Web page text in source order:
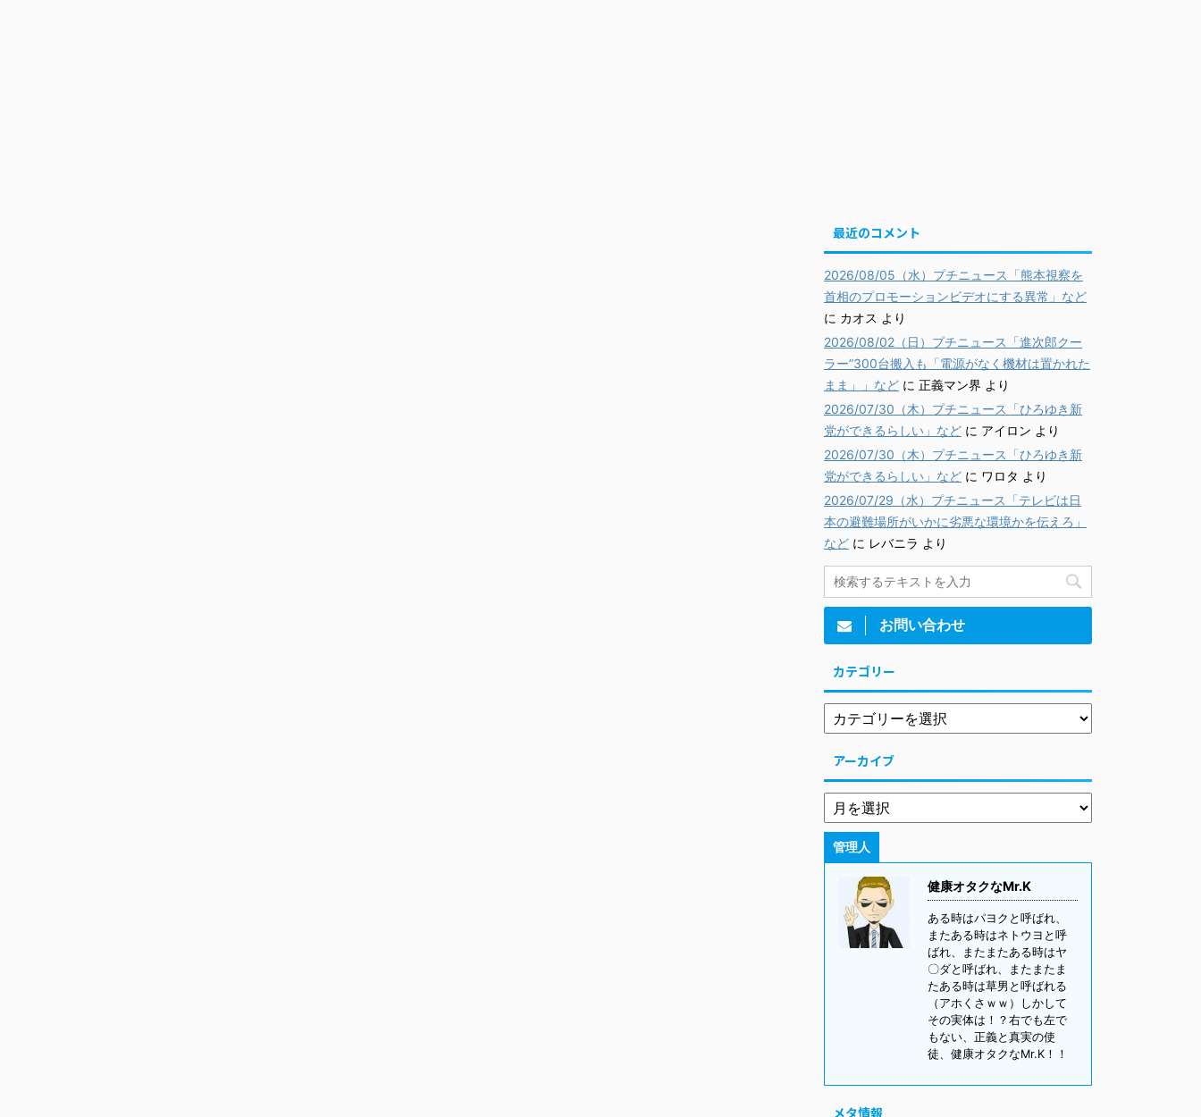
最近のコメント
2026/08/05（水）プチニュース「熊本視察を
首相のプロモーションビデオにする異常」など
に カオス より
2026/08/02（日）プチニュース「進次郎クー
ラー”300台搬入も「電源がなく機材は置かれた
まま」」など に 正義マン界 より
2026/07/30（木）プチニュース「ひろゆき新
党ができるらしい」など に アイロン より
2026/07/30（木）プチニュース「ひろゆき新
党ができるらしい」など に ワロタ より
2026/07/29（水）プチニュース「テレビは日
本の避難場所がいかに劣悪な環境かを伝えろ」
など に レバニラ より
お問い合わせ
カテゴリー
アーカイブ
管理人
健康オタクなMr.K
ある時はパヨクと呼ばれ、
またある時はネトウヨと呼
ばれ、またまたある時はヤ
〇ダと呼ばれ、またまたま
たある時は草男と呼ばれる
（アホくさｗｗ）しかして
その実体は！？右でも左で
もない、正義と真実の使
徒、健康オタクなMr.K！！
メタ情報